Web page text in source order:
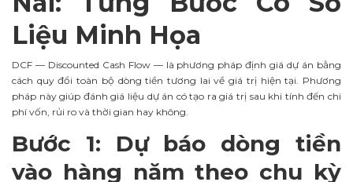
Liệu Minh Họa
DCF — Discounted Cash Flow — là phương pháp định giá dự án bằng
cách quy đổi toàn bộ dòng tiền tương lai về giá trị hiện tại. Phương
pháp này giúp đánh giá liệu dự án có tạo ra giá trị sau khi tính đến chi
phí vốn, rủi ro và thời gian hay không.
Bước 1: Dự báo dòng tiền
vào hàng năm theo chu kỳ